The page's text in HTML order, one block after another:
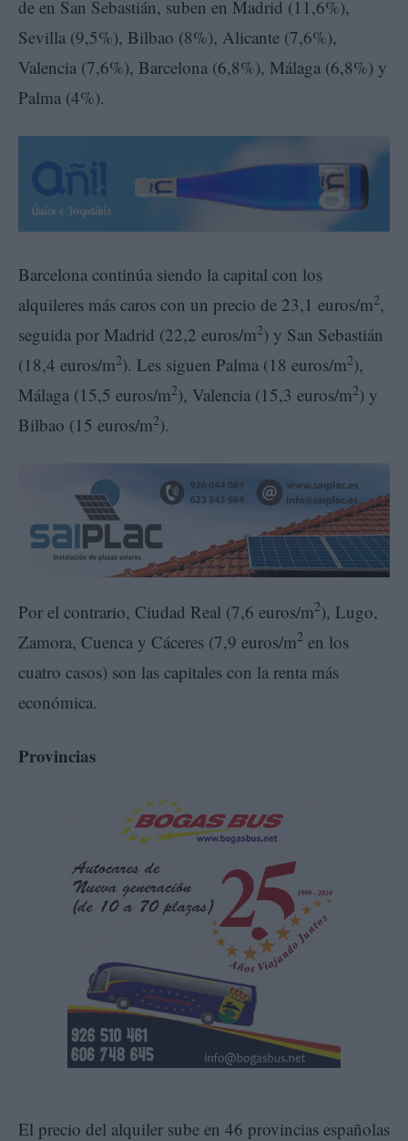
de en San Sebastián, suben en Madrid (11,6%),
Sevilla (9,5%), Bilbao (8%), Alicante (7,6%),
Valencia (7,6%), Barcelona (6,8%), Málaga (6,8%) y
Palma (4%).
Barcelona continúa siendo la capital con los
alquileres más caros con un precio de 23,1 euros/m2,
seguida por Madrid (22,2 euros/m2) y San Sebastián
(18,4 euros/m2). Les siguen Palma (18 euros/m2),
Málaga (15,5 euros/m2), Valencia (15,3 euros/m2) y
Bilbao (15 euros/m2).
Por el contrario, Ciudad Real (7,6 euros/m2), Lugo,
Zamora, Cuenca y Cáceres (7,9 euros/m2 en los
cuatro casos) son las capitales con la renta más
económica.
Provincias
El precio del alquiler sube en 46 provincias españolas